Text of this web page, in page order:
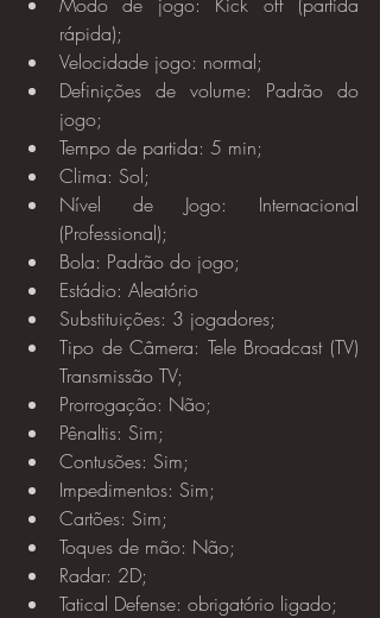
rápida);
Velocidade jogo: normal;
Definições de volume: Padrão do
jogo;
Tempo de partida: 5 min;
Clima: Sol;
Nível de Jogo: Internacional
(Professional);
Bola: Padrão do jogo;
Estádio: Aleatório
Substituições: 3 jogadores;
Tipo de Câmera: Tele Broadcast (TV)
Transmissão TV;
Prorrogação: Não;
Pênaltis: Sim;
Contusões: Sim;
Impedimentos: Sim;
Cartões: Sim;
Toques de mão: Não;
Radar: 2D;
Tatical Defense: obrigatório ligado;